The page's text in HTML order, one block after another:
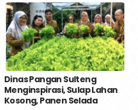
Dinas Pangan Sulteng
Menginspirasi, Sulap Lahan
Kosong, Panen Selada